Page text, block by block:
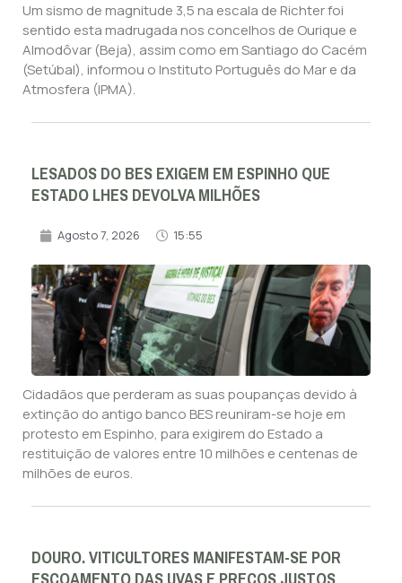
Um sismo de magnitude 3,5 na escala de Richter foi
sentido esta madrugada nos concelhos de Ourique e
Almodôvar (Beja), assim como em Santiago do Cacém
(Setúbal), informou o Instituto Português do Mar e da
Atmosfera (IPMA).
LESADOS DO BES EXIGEM EM ESPINHO QUE
ESTADO LHES DEVOLVA MILHÕES
Agosto 7, 2026 15:55
Cidadãos que perderam as suas poupanças devido à
extinção do antigo banco BES reuniram-se hoje em
protesto em Espinho, para exigirem do Estado a
restituição de valores entre 10 milhões e centenas de
milhões de euros.
DOURO. VITICULTORES MANIFESTAM-SE POR